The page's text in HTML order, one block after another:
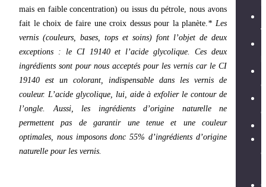
mais en faible concentration) ou issus du pétrole, nous avons
fait le choix de faire une croix dessus pour la planète. * Les
vernis (couleurs, bases, tops et soins) font l’objet de deux
exceptions : le CI 19140 et l’acide glycolique. Ces deux
ingrédients sont pour nous acceptés pour les vernis car le CI
19140 est un colorant, indispensable dans les vernis de
couleur. L’acide glycolique, lui, aide à exfolier le contour de
l’ongle. Aussi, les ingrédients d’origine naturelle ne
permettent pas de garantir une tenue et une couleur
optimales, nous imposons donc 55% d’ingrédients d’origine
naturelle pour les vernis.